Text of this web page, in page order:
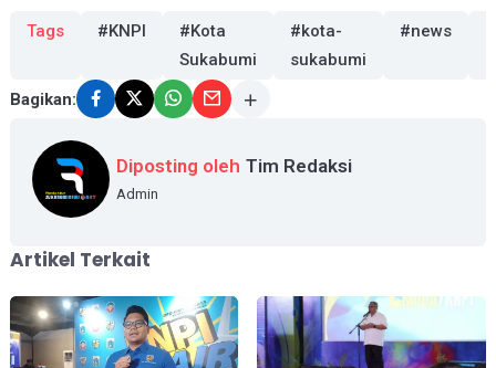
Tags #KNPI
#Kota
Sukabumi
#kota-
sukabumi
#news
Bagikan:
Diposting oleh Tim Redaksi
Admin
Artikel Terkait